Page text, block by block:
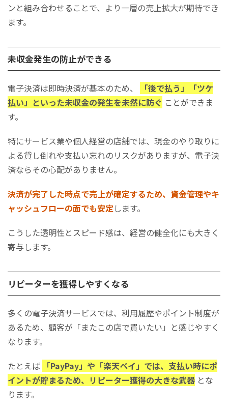
ンと組み合わせることで、より一層の売上拡大が期待でき
ます。
未収金発生の防止ができる
電子決済は即時決済が基本のため、
「後で払う」「ツケ
払い」といった未収金の発生を未然に防ぐ ことができま
す。
特にサービス業や個人経営の店舗では、現金のやり取りに
よる貸し倒れや支払い忘れのリスクがありますが、電子決
済ならその心配がありません。
決済が完了した時点で売上が確定するため、資金管理やキ
ャッシュフローの面でも安定します。
こうした透明性とスピード感は、経営の健全化にも大きく
寄与します。
リピーターを獲得しやすくなる
多くの電子決済サービスでは、利用履歴やポイント制度が
あるため、顧客が「またこの店で買いたい」と感じやすく
なります。
たとえば 「PayPay」や「楽天ペイ」では、支払い時にポ
イントが貯まるため、リピーター獲得の大きな武器 とな
ります。